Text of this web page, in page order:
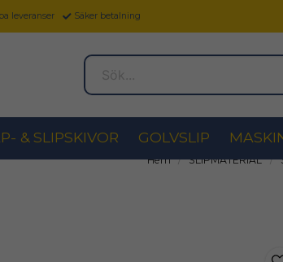
leveranser Säker betalning
Sök...
& SLIPSKIVOR GOLVSLIP
Hem SLIPMATERIAL